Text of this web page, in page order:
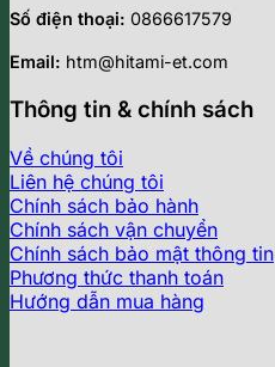
Số điện thoại: 0866617579
Email: htm@hitami-et.com
Thông tin & chính sách
Về chúng tôi
Liên hệ chúng tôi
Chính sách bảo hành
Chính sách vận chuyển
Chính sách bảo mật thông tin
Phương thức thanh toán
Hướng dẫn mua hàng